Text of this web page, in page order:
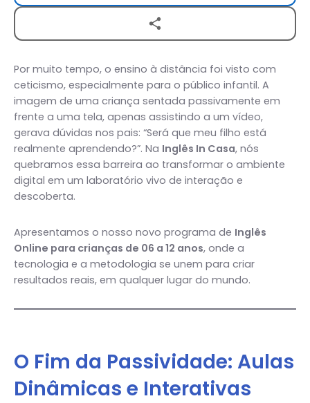
Por muito tempo, o ensino à distância foi visto com
ceticismo, especialmente para o público infantil. A
imagem de uma criança sentada passivamente em
frente a uma tela, apenas assistindo a um vídeo,
gerava dúvidas nos pais: “Será que meu filho está
realmente aprendendo?”. Na Inglês In Casa, nós
quebramos essa barreira ao transformar o ambiente
digital em um laboratório vivo de interação e
descoberta.
Apresentamos o nosso novo programa de Inglês
Online para crianças de 06 a 12 anos, onde a
tecnologia e a metodologia se unem para criar
resultados reais, em qualquer lugar do mundo.
O Fim da Passividade: Aulas
Dinâmicas e Interativas